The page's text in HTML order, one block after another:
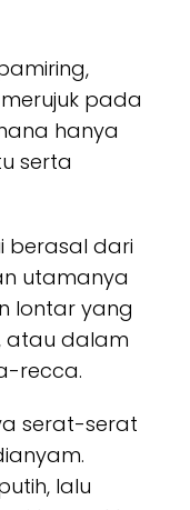
pada
hanya
serta
berasal dari
utamanya
lontar yang
atau dalam
recca.
serat-serat
lalu